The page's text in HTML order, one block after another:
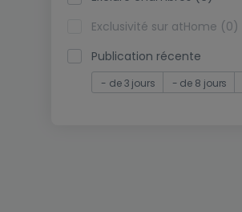
Exclusivité sur atHome (0)
Publication récente
- de 3 jours - de 8 jours